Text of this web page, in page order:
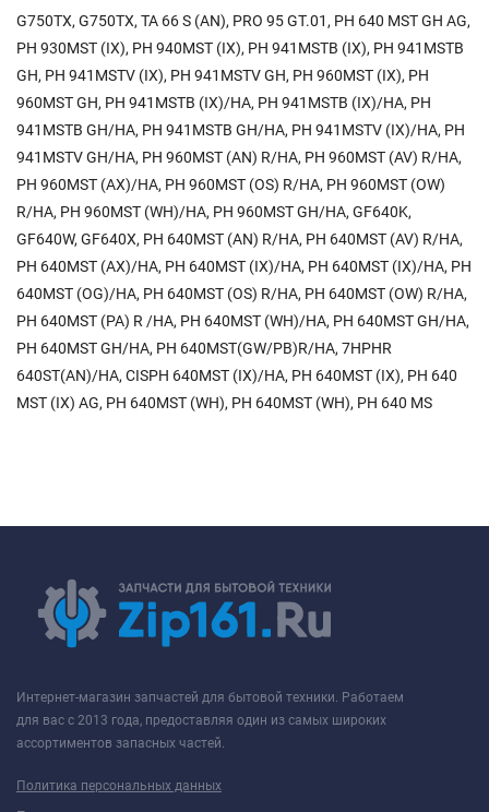
G750TX, G750TX, TA 66 S (AN), PRO 95 GT.01, PH 640 MST GH AG,
PH 930MST (IX), PH 940MST (IX), PH 941MSTB (IX), PH 941MSTB
GH, PH 941MSTV (IX), PH 941MSTV GH, PH 960MST (IX), PH
960MST GH, PH 941MSTB (IX)/HA, PH 941MSTB (IX)/HA, PH
941MSTB GH/HA, PH 941MSTB GH/HA, PH 941MSTV (IX)/HA, PH
941MSTV GH/HA, PH 960MST (AN) R/HA, PH 960MST (AV) R/HA,
PH 960MST (AX)/HA, PH 960MST (OS) R/HA, PH 960MST (OW)
R/HA, PH 960MST (WH)/HA, PH 960MST GH/HA, GF640K,
GF640W, GF640X, PH 640MST (AN) R/HA, PH 640MST (AV) R/HA,
PH 640MST (AX)/HA, PH 640MST (IX)/HA, PH 640MST (IX)/HA, PH
640MST (OG)/HA, PH 640MST (OS) R/HA, PH 640MST (OW) R/HA,
PH 640MST (PA) R /HA, PH 640MST (WH)/HA, PH 640MST GH/HA,
PH 640MST GH/HA, PH 640MST(GW/PB)R/HA, 7HPHR
640ST(AN)/HA, CISPH 640MST (IX)/HA, PH 640MST (IX), PH 640
MST (IX) AG, PH 640MST (WH), PH 640MST (WH), PH 640 MS
Интернет-магазин запчастей для бытовой техники. Работаем
для вас с 2013 года, предоставляя один из самых широких
ассортиментов запасных частей.
Политика персональных данных